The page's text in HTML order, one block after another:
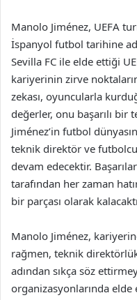
Manolo Jiménez, UEFA
İspanyol futbol tarihine
Sevilla FC ile elde ettiği
kariyerinin zirve
zekası, oyuncularla
değerler, onu başarılı
Jiménez’in futbol
teknik direktör ve
devam edecektir.
tarafından her zaman
bir parçası olarak
Manolo Jiménez,
rağmen, teknik
adından sıkça söz
organizasyonlarında